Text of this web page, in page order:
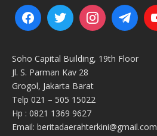
Soho Capital Building, 19th Floor
Jl. S. Parman Kav 28
Grogol, Jakarta Barat
Telp 021 – 505 15022
Hp : 0821 1369 9627
Email: beritadaerahterkini@gmail.com